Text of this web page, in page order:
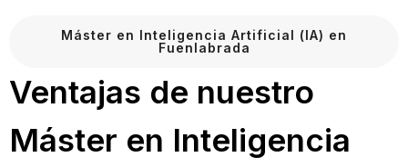
Máster en Inteligencia Artificial (IA) en
Fuenlabrada
Ventajas de nuestro
Máster en Inteligencia